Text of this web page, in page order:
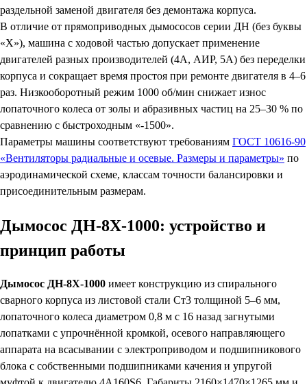
раздельной заменой двигателя без демонтажа корпуса.
В отличие от прямоприводных дымососов серии ДН (без буквы
«Х»), машина с ходовой частью допускает применение
двигателей разных производителей (4А, АИР, 5А) без переделки
корпуса и сокращает время простоя при ремонте двигателя в 4–6
раз. Низкооборотный режим 1000 об/мин снижает износ
лопаточного колеса от золы и абразивных частиц на 25–30 % по
сравнению с быстроходным «-1500».
Параметры машины соответствуют требованиям ГОСТ 10616-90
«Вентиляторы радиальные и осевые. Размеры и параметры» по
аэродинамической схеме, классам точности балансировки и
присоединительным размерам.
Дымосос ДН-8Х-1000: устройство и
принцип работы
Дымосос ДН-8Х-1000 имеет конструкцию из спирального
сварного корпуса из листовой стали Ст3 толщиной 5–6 мм,
лопаточного колеса диаметром 0,8 м с 16 назад загнутыми
лопатками с упрочнённой кромкой, осевого направляющего
аппарата на всасывании с электроприводом и подшипникового
блока с собственными подшипниками качения и упругой